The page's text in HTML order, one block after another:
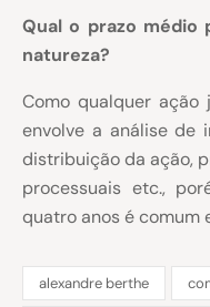
Qual o prazo médio
natureza?
Como qualquer
envolve a análise de
distribuição da ação,
processuais etc.,
quatro anos é comum
alexandre berthe